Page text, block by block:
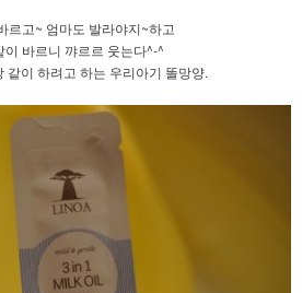
르고~ 엄마도 발라야지~하고
이 바르니 꺄르르 웃는다^-^
같이 하려고 하는 우리아기 똘망양.